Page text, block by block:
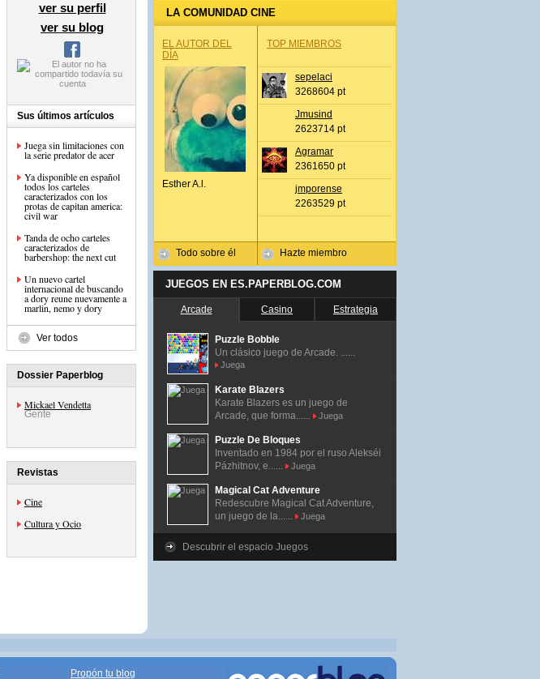
ver su perfil
ver su blog
Sus últimos artículos
Juega sin limitaciones con
la serie predator de acer
Ya disponible en español
todos los carteles
caracterizados con los
protas de capitan america:
civil war
Tanda de ocho carteles
caracterizados de
barbershop: the next cut
Un nuevo cartel
internacional de buscando
a dory reune nuevamente a
marlin, nemo y dory
Ver todos
Dossier Paperblog
Mickael Vendetta
Gente
Revistas
Cine
Cultura y Ocio
LA COMUNIDAD CINE
EL AUTOR DEL
DÍA
Esther A.l.
Todo sobre él
TOP MIEMBROS
sepelaci
3268604 pt
Jmusind
2623714 pt
Agramar
2361650 pt
jmporense
2263529 pt
Hazte miembro
JUEGOS EN ES.PAPERBLOG.COM
Arcade Casino Estrategia
Puzzle Bobble
Un clásico juego de Arcade. ......
Juega
Karate Blazers
Karate Blazers es un juego de
Arcade, que forma......
Juega
Puzzle De Bloques
Inventado en 1984 por el ruso Alekséi
Pázhitnov, e......
Juega
Magical Cat Adventure
Redescubre Magical Cat Adventure,
un juego de la......
Juega
Descubrir el espacio Juegos
Propón tu blog